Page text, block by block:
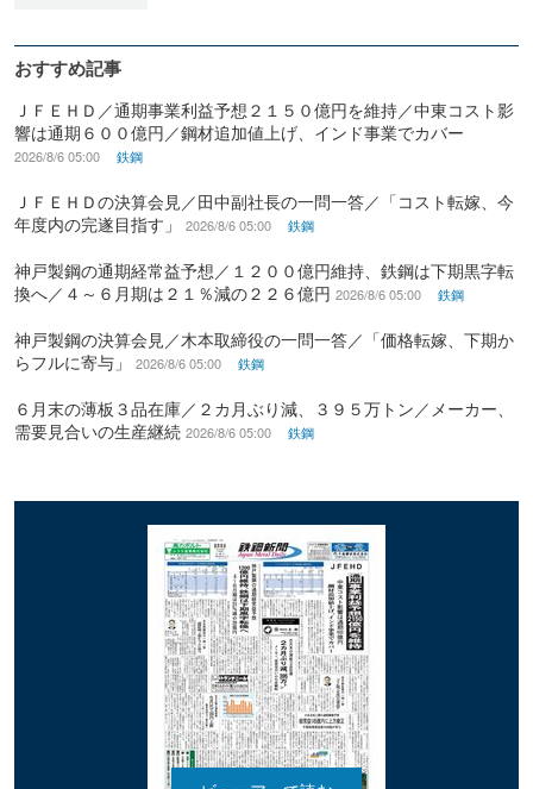
おすすめ記事
ＪＦＥＨＤ／通期事業利益予想２１５０億円を維持／中東コスト影
響は通期６００億円／鋼材追加値上げ、インド事業でカバー
2026/8/6 05:00 鉄鋼
ＪＦＥＨＤの決算会見／田中副社長の一問一答／「コスト転嫁、今
年度内の完遂目指す」
2026/8/6 05:00 鉄鋼
神戸製鋼の通期経常益予想／１２００億円維持、鉄鋼は下期黒字転
換へ／４～６月期は２１％減の２２６億円 2026/8/6 05:00 鉄鋼
神戸製鋼の決算会見／木本取締役の一問一答／「価格転嫁、下期か
らフルに寄与」
2026/8/6 05:00 鉄鋼
６月末の薄板３品在庫／２カ月ぶり減、３９５万トン／メーカー、
需要見合いの生産継続 2026/8/6 05:00 鉄鋼